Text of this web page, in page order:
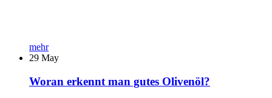
mehr
29 May
Woran erkennt man gutes Olivenöl?